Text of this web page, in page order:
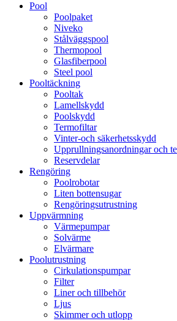
Pool
Poolpaket
Niveko
Stålväggspool
Thermopool
Glasfiberpool
Steel pool
Pooltäckning
Pooltak
Lamellskydd
Poolskydd
Termofiltar
Vinter-och säkerhetsskydd
Upprullningsanordningar och
Reservdelar
Rengöring
Poolrobotar
Liten bottensugar
Rengöringsutrustning
Uppvärmning
Värmepumpar
Solvärme
Elvärmare
Poolutrustning
Cirkulationspumpar
Filter
Liner och tillbehör
Ljus
Skimmer och utlopp